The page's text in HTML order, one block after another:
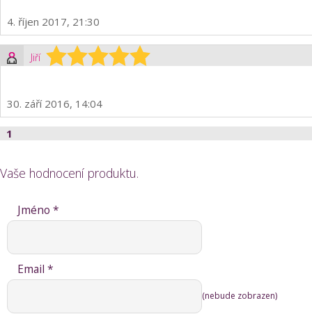
4. říjen 2017, 21:30
Jiří
30. září 2016, 14:04
1
Vaše hodnocení produktu.
Jméno *
Email *
(nebude zobrazen)